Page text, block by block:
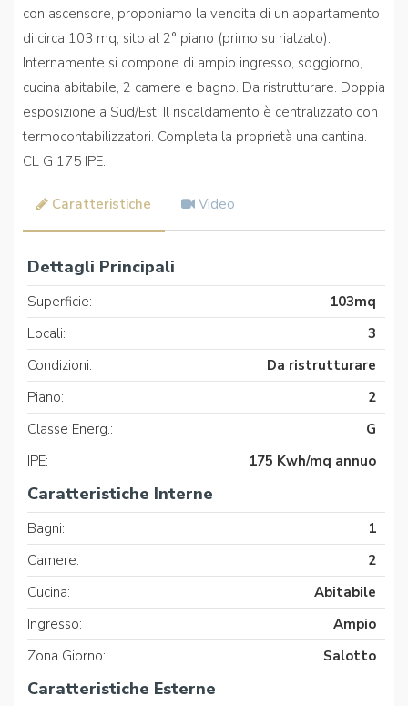
con ascensore, proponiamo la vendita di un appartamento
di circa 103 mq, sito al 2° piano (primo su rialzato).
Internamente si compone di ampio ingresso, soggiorno,
cucina abitabile, 2 camere e bagno. Da ristrutturare. Doppia
esposizione a Sud/Est. Il riscaldamento è centralizzato con
termocontabilizzatori. Completa la proprietà una cantina.
CL G 175 IPE.
Caratteristiche Video
Dettagli Principali
Superficie:
103mq
Locali:
3
Condizioni:
Da ristrutturare
Piano:
2
Classe Energ.:
G
IPE:
175 Kwh/mq annuo
Caratteristiche Interne
Bagni:
1
Camere:
2
Cucina:
Abitabile
Ingresso:
Ampio
Zona Giorno:
Salotto
Caratteristiche Esterne